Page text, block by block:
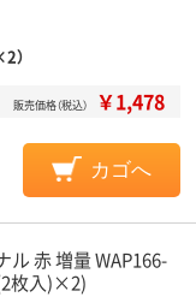
）
販売価格（税込） ￥1,478
カゴへ
ル 赤 増量 WAP166-
枚入)×2)